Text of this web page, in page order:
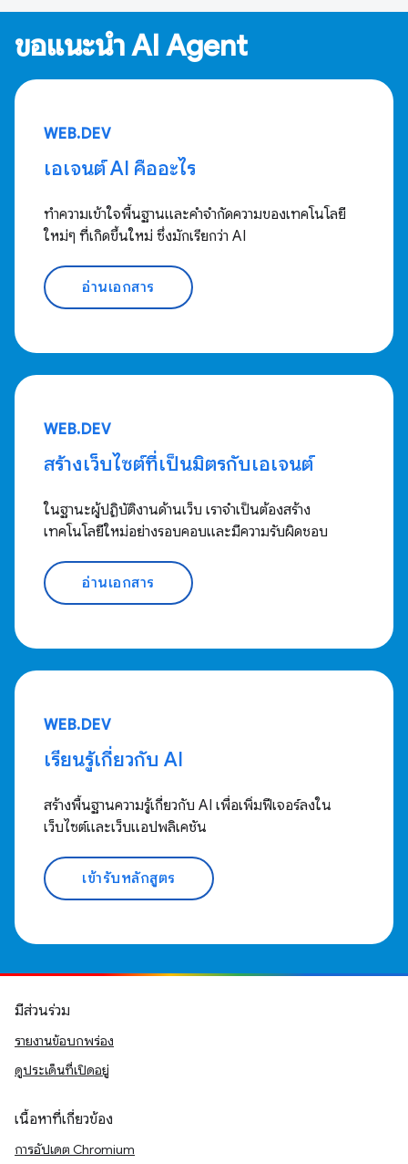
ขอแนะนำ AI Agent
WEB.DEV
เอเจนต์ AI คืออะไร
ทำความเข้าใจพื้นฐานและคำจำกัดความของเทคโนโลยี
ใหม่ๆ ที่เกิดขึ้นใหม่ ซึ่งมักเรียกว่า AI
อ่านเอกสาร
WEB.DEV
สร้างเว็บไซต์ที่เป็นมิตรกับเอเจนต์
ในฐานะผู้ปฏิบัติงานด้านเว็บ เราจำเป็นต้องสร้าง
เทคโนโลยีใหม่อย่างรอบคอบและมีความรับผิดชอบ
อ่านเอกสาร
WEB.DEV
เรียนรู้เกี่ยวกับ AI
สร้างพื้นฐานความรู้เกี่ยวกับ AI เพื่อเพิ่มฟีเจอร์ลงใน
เว็บไซต์และเว็บแอปพลิเคชัน
เข้ารับหลักสูตร
มีส่วนร่วม
รายงานข้อบกพร่อง
ดูประเด็นที่เปิดอยู่
เนื้อหาที่เกี่ยวข้อง
การอัปเดต Chromium